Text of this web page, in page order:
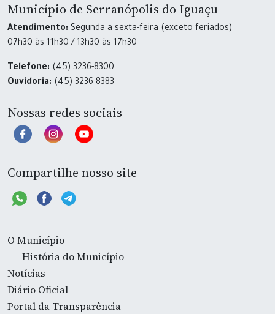
Município de Serranópolis do Iguaçu
Atendimento: Segunda a sexta-feira (exceto feriados)
07h30 às 11h30 / 13h30 às 17h30
Telefone: (45) 3236-8300
Ouvidoria: (45) 3236-8383
Nossas redes sociais
Compartilhe nosso site
O Município
História do Município
Notícias
Diário Oficial
Portal da Transparência